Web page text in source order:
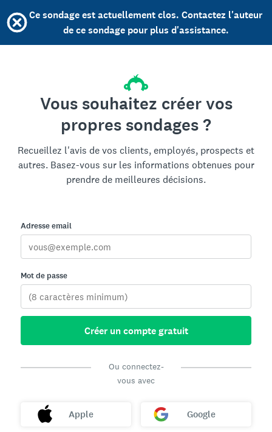
Ce sondage est actuellement clos. Contactez l'auteur
de ce sondage pour plus d'assistance.
Vous souhaitez créer vos
propres sondages ?
Recueillez l'avis de vos clients, employés, prospects et
autres. Basez-vous sur les informations obtenues pour
prendre de meilleures décisions.
Adresse email
Mot de passe
Créer un compte gratuit
Ou connectez-
vous avec
Apple Google